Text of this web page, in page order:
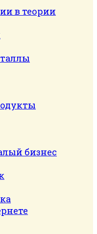
в теории
бизнес